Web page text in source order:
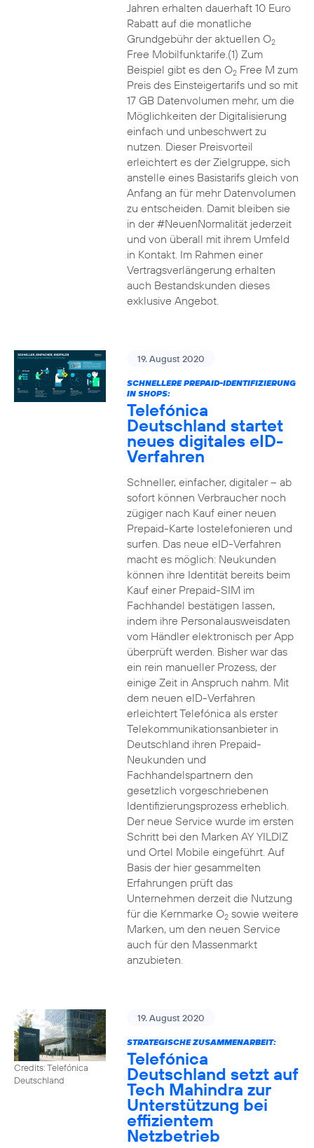
Jahren erhalten dauerhaft 10 Euro
Rabatt auf die monatliche
Grundgebühr der aktuellen O2
Free Mobilfunktarife.(1) Zum
Beispiel gibt es den O2Free M zum
Preis des Einsteigertarifs und so mit
17 GB Datenvolumen mehr, um die
Möglichkeiten der Digitalisierung
einfach und unbeschwert zu
nutzen. Dieser Preisvorteil
erleichtert es der Zielgruppe, sich
anstelle eines Basistarifs gleich von
Anfang an für mehr Datenvolumen
zu entscheiden. Damit bleiben sie
in der #NeuenNormalität jederzeit
und von überall mit ihrem Umfeld
in Kontakt. Im Rahmen einer
Vertragsverlängerung erhalten
auch Bestandskunden dieses
exklusive Angebot.
19. August 2020
SCHNELLERE PREPAID-IDENTIFIZIERUNG
IN SHOPS:
Telefónica
Deutschland startet
neues digitales eID-
Verfahren
Schneller, einfacher, digitaler – ab
sofort können Verbraucher noch
zügiger nach Kauf einer neuen
Prepaid-Karte lostelefonieren und
surfen. Das neue eID-Verfahren
macht es möglich: Neukunden
können ihre Identität bereits beim
Kauf einer Prepaid-SIM im
Fachhandel bestätigen lassen,
indem ihre Personalausweisdaten
vom Händler elektronisch per App
überprüft werden. Bisher war das
ein rein manueller Prozess, der
einige Zeit in Anspruch nahm. Mit
dem neuen eID-Verfahren
erleichtert Telefónica als erster
Telekommunikationsanbieter in
Deutschland ihren Prepaid-
Neukunden und
Fachhandelspartnern den
gesetzlich vorgeschriebenen
Identifizierungsprozess erheblich.
Der neue Service wurde im ersten
Schritt bei den Marken AY YILDIZ
und Ortel Mobile eingeführt. Auf
Basis der hier gesammelten
Erfahrungen prüft das
Unternehmen derzeit die Nutzung
für die Kernmarke O2sowie weitere
Marken, um den neuen Service
auch für den Massenmarkt
anzubieten.
Credits: Telefónica
Deutschland
19. August 2020
STRATEGISCHE ZUSAMMENARBEIT:
Telefónica
Deutschland setzt auf
Tech Mahindra zur
Unterstützung bei
effizientem
Netzbetrieb